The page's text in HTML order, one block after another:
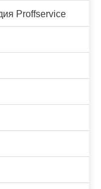
Proffservice